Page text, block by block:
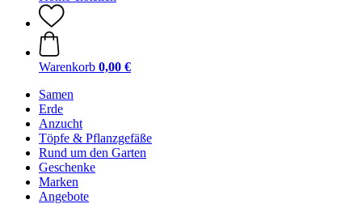
Warenkorb 0,00 €
Samen
Erde
Anzucht
Töpfe & Pflanzgefäße
Rund um den Garten
Geschenke
Marken
Angebote